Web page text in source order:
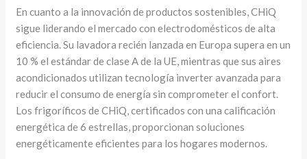
En cuanto a la innovación de productos sostenibles, CHiQ
sigue liderando el mercado con electrodomésticos de alta
eficiencia. Su lavadora recién lanzada en Europa supera en un
10 % el estándar de clase A de la UE, mientras que sus aires
acondicionados utilizan tecnología inverter avanzada para
reducir el consumo de energía sin comprometer el confort.
Los frigoríficos de CHiQ, certificados con una calificación
energética de 6 estrellas, proporcionan soluciones
energéticamente eficientes para los hogares modernos.